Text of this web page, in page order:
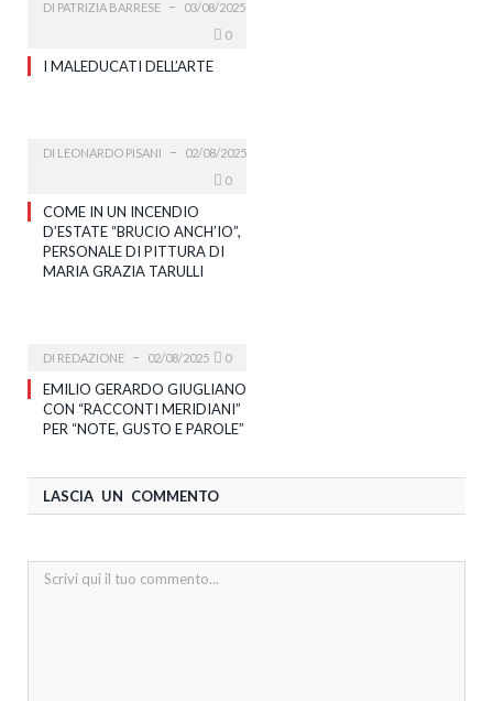
DI PATRIZIA BARRESE
03/08/2025
0
I MALEDUCATI DELL’ARTE
DI LEONARDO PISANI
02/08/2025
0
COME IN UN INCENDIO
D’ESTATE “BRUCIO ANCH’IO”,
PERSONALE DI PITTURA DI
MARIA GRAZIA TARULLI
DI REDAZIONE 02/08/2025 0
EMILIO GERARDO GIUGLIANO
CON “RACCONTI MERIDIANI”
PER “NOTE, GUSTO E PAROLE”
LASCIA UN COMMENTO